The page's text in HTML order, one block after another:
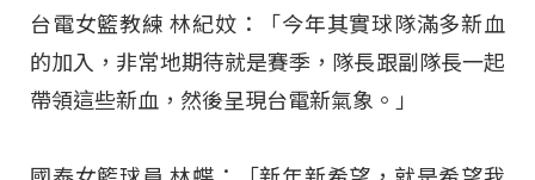
台電女籃教練 林紀妏：「今年其實球隊滿多新血
的加入，非常地期待就是賽季，隊長跟副隊長一起
帶領這些新血，然後呈現台電新氣象。」​